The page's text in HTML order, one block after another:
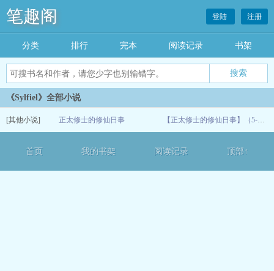
笔趣阁 登陆 注册
分类 排行 完本 阅读记录 书架
《Sylfiel》全部小说
[其他小说] 正太修士的修仙日事 【正太修士的修仙日事】（5-8）
首页 我的书架 阅读记录 顶部↑